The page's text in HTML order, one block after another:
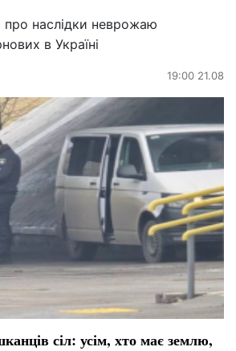
про наслідки неврожаю
в Україні
19:00 21.08
сіл: усім, хто має землю,